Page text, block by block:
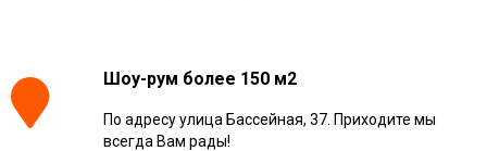
Шоу-рум более 150 м2
По адресу улица Бассейная, 37. Приходите мы
всегда Вам рады!